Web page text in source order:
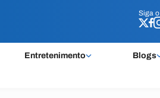
Siga o
Entretenimento Blogs
Siga o